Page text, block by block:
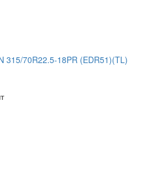
315/70R22.5-18PR (EDR51)(TL)